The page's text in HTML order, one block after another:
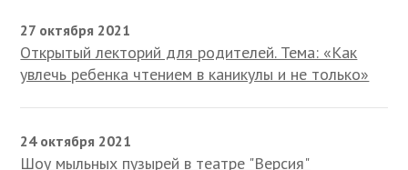
27 октября 2021
Открытый лекторий для родителей. Тема: «Как
увлечь ребенка чтением в каникулы и не только»
24 октября 2021
Шоу мыльных пузырей в театре "Версия"